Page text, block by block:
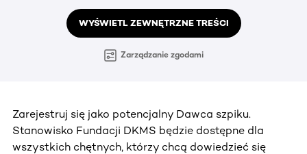
WYŚWIETL ZEWNĘTRZNE TREŚCI
Zarządzanie zgodami
Zarejestruj się jako potencjalny Dawca szpiku.
Stanowisko Fundacji DKMS będzie dostępne dla
wszystkich chętnych, którzy chcą dowiedzieć się